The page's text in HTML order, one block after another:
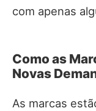
com apenas
Como as
Novas
As marcas